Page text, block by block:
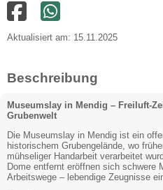
Aktualisiert am: 15.11.2025
Beschreibung
Museumslay in Mendig – Freiluft-
Grubenwelt
Die Museumslay in Mendig ist ein
historischem Grubengelände, wo
mühseliger Handarbeit verarbeitet
Dome entfernt eröffnen sich schwere
Arbeitswege – lebendige Zeugnisse